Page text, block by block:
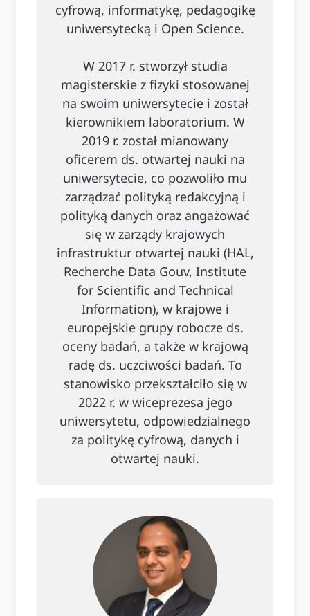
cyfrową, informatykę, pedagogikę
uniwersytecką i Open Science.
W 2017 r. stworzył studia
magisterskie z fizyki stosowanej
na swoim uniwersytecie i został
kierownikiem laboratorium. W
2019 r. został mianowany
oficerem ds. otwartej nauki na
uniwersytecie, co pozwoliło mu
zarządzać polityką redakcyjną i
polityką danych oraz angażować
się w zarządy krajowych
infrastruktur otwartej nauki (HAL,
Recherche Data Gouv, Institute
for Scientific and Technical
Information), w krajowe i
europejskie grupy robocze ds.
oceny badań, a także w krajową
radę ds. uczciwości badań. To
stanowisko przekształciło się w
2022 r. w wiceprezesa jego
uniwersytetu, odpowiedzialnego
za politykę cyfrową, danych i
otwartej nauki.